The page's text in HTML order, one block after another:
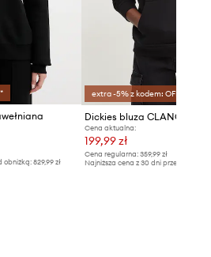
obniżką:829,99 zł
extra -5% z kodem: OFF*
Dickies bluza CLANCY
Cena aktualna:
199,99 zł
Cena regularna: 359,99 zł
Najniższa cena z 30 dni przed obniżką: